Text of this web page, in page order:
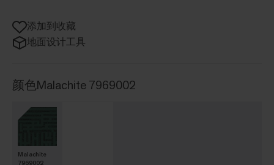
添加到收藏
地面设计工具
颜色Malachite 7969002
Malachite
7969002